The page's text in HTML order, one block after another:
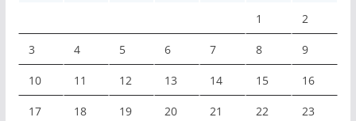
1 2
3 4 5 6 7 8 9
10 11 12 13 14 15 16
17 18 19 20 21 22 23